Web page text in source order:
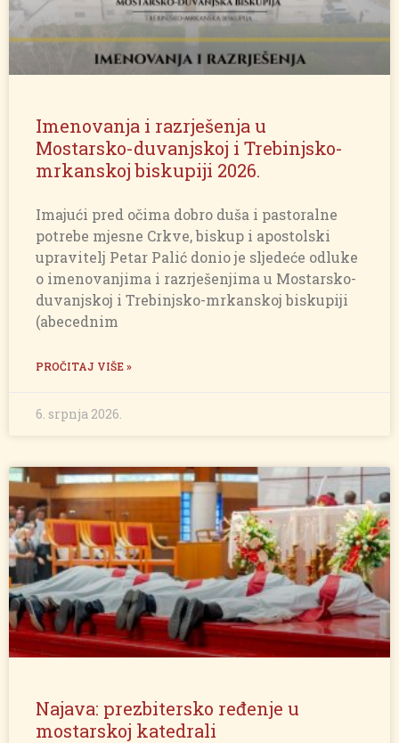
Imenovanja i razrješenja u
Mostarsko-duvanjskoj i Trebinjsko-
mrkanskoj biskupiji 2026.
Imajući pred očima dobro duša i pastoralne
potrebe mjesne Crkve, biskup i apostolski
upravitelj Petar Palić donio je sljedeće odluke
o imenovanjima i razrješenjima u Mostarsko-
duvanjskoj i Trebinjsko-mrkanskoj biskupiji
(abecednim
PROČITAJ VIŠE »
6. srpnja 2026.
Najava: prezbitersko ređenje u
mostarskoj katedrali